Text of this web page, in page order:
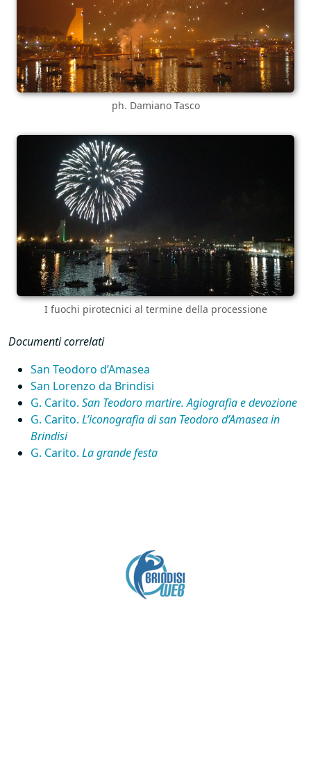
ph. Damiano Tasco
I fuochi pirotecnici al termine della processione
Documenti correlati
San Teodoro d’Amasea
San Lorenzo da Brindisi
G. Carito. San Teodoro martire. Agiografia e devozione
G. Carito. L’iconografia di san Teodoro d’Amasea in
Brindisi
G. Carito. La grande festa